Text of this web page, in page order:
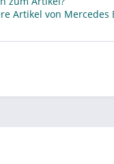
Artikel von Mercedes